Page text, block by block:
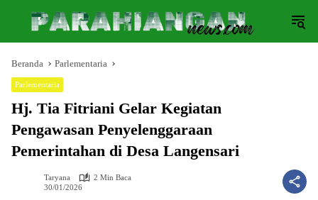
Beranda Parlementaria
Parlementaria
Hj. Tia Fitriani Gelar Kegiatan
Pengawasan Penyelenggaraan
Pemerintahan di Desa Langensari
Taryana
2 Min Baca
30/01/2026